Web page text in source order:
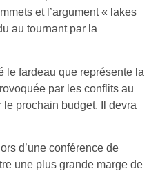
et l’argument « lakes
au tournant par la
le fardeau que représente la
par les conflits au
le prochain budget. Il devra
d’une conférence de
une plus grande marge de